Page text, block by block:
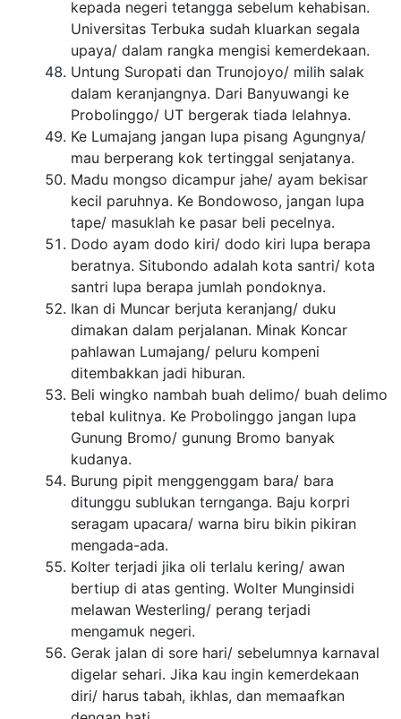
kepada negeri tetangga sebelum kehabisan.
Universitas Terbuka sudah kluarkan segala
upaya/ dalam rangka mengisi kemerdekaan.
Untung Suropati dan Trunojoyo/ milih salak
dalam keranjangnya. Dari Banyuwangi ke
Probolinggo/ UT bergerak tiada lelahnya.
Ke Lumajang jangan lupa pisang Agungnya/
mau berperang kok tertinggal senjatanya.
Madu mongso dicampur jahe/ ayam bekisar
kecil paruhnya. Ke Bondowoso, jangan lupa
tape/ masuklah ke pasar beli pecelnya.
Dodo ayam dodo kiri/ dodo kiri lupa berapa
beratnya. Situbondo adalah kota santri/ kota
santri lupa berapa jumlah pondoknya.
Ikan di Muncar berjuta keranjang/ duku
dimakan dalam perjalanan. Minak Koncar
pahlawan Lumajang/ peluru kompeni
ditembakkan jadi hiburan.
Beli wingko nambah buah delimo/ buah delimo
tebal kulitnya. Ke Probolinggo jangan lupa
Gunung Bromo/ gunung Bromo banyak
kudanya.
Burung pipit menggenggam bara/ bara
ditunggu sublukan ternganga. Baju korpri
seragam upacara/ warna biru bikin pikiran
mengada-ada.
Kolter terjadi jika oli terlalu kering/ awan
bertiup di atas genting. Wolter Munginsidi
melawan Westerling/ perang terjadi
mengamuk negeri.
Gerak jalan di sore hari/ sebelumnya karnaval
digelar sehari. Jika kau ingin kemerdekaan
diri/ harus tabah, ikhlas, dan memaafkan